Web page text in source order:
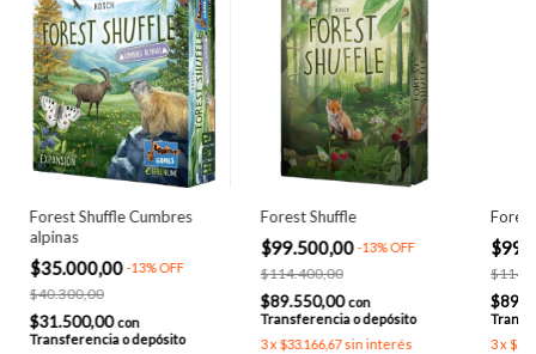
Forest Shuffle Cumbres
alpinas
$35.000,00-13%OFF
$40.300,00
$31.500,00con
Transferencia o depósito
Forest Shuffle
$99.500,00-13%OFF
$114.400,00
$89.550,00con
Transferencia o depósito
3x $33.166,67sin interés
3x